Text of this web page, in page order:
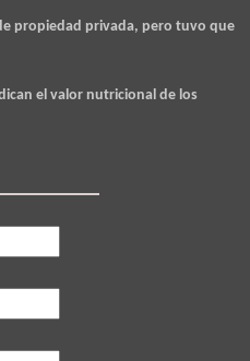
propiedad privada, pero tuvo que
el valor nutricional de los